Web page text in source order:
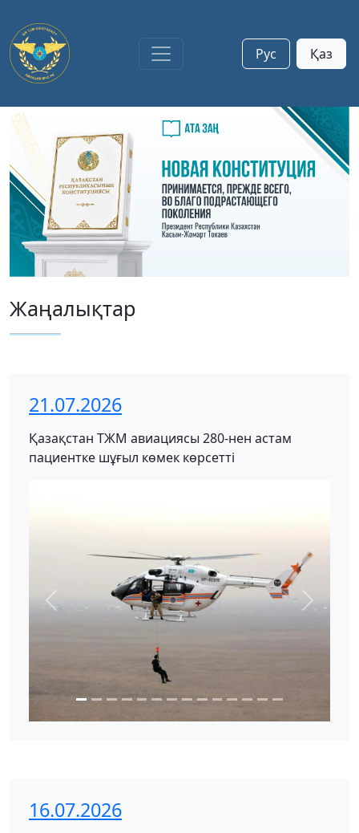
Рус Қаз
Жаңалықтар
21.07.2026
Қазақстан ТЖМ авиациясы 280-нен астам
пациентке шұғыл көмек көрсетті
Previous Next
16.07.2026